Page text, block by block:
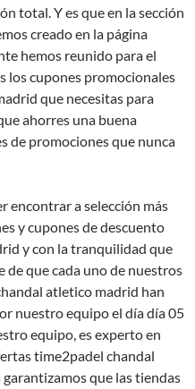
total. Y es que en la sección
creado en la página
hemos reunido para el
los cupones promocionales
que necesitas para
ahorres una buena
de promociones que nunca
encontrar a selección más
y cupones de descuento
y con la tranquilidad que
que cada uno de nuestros
atletico madrid han
nuestro equipo el día día 05
equipo, es experto en
time2padel chandal
que las tiendas